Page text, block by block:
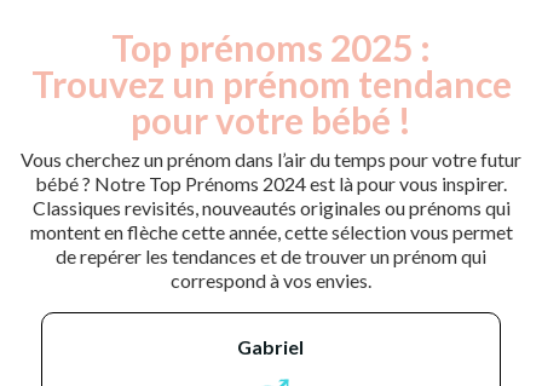
Top prénoms 2025 :
Trouvez un prénom tendance
pour votre bébé !
Vous cherchez un prénom dans l’air du temps pour votre futur
bébé ? Notre Top Prénoms 2024 est là pour vous inspirer.
Classiques revisités, nouveautés originales ou prénoms qui
montent en flèche cette année, cette sélection vous permet
de repérer les tendances et de trouver un prénom qui
correspond à vos envies.
gabriel